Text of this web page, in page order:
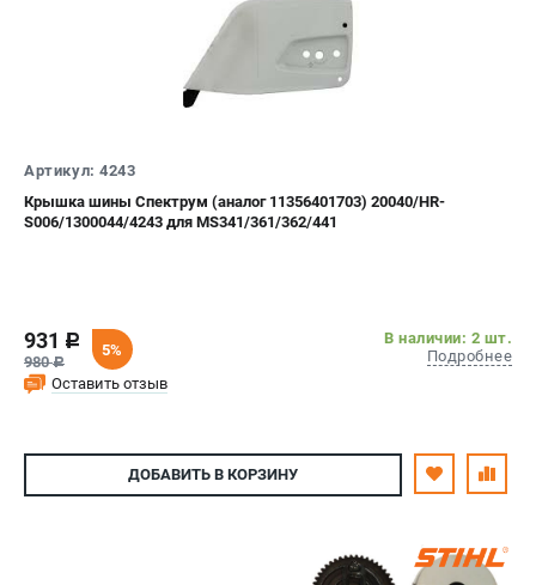
Юридическим лицам
Бонусная программа
САДОВАЯ ТЕХНИКА
Бензопилы
Опрыскиватели
Измельчители
Артикул: 4243
Крышка шины Спектрум (аналог 11356401703) 20040/HR-
S006/1300044/4243 для MS341/361/362/441
931 c
980c
5%
В наличии: 2 шт.
Подробнее
Оставить отзыв
ДОБАВИТЬ В КОРЗИНУ